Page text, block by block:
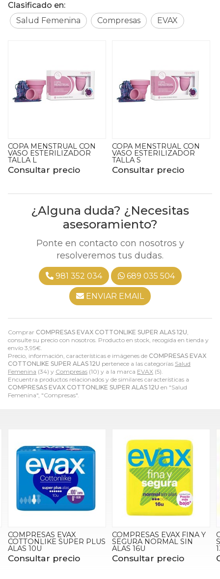
Comprar COMPRESAS EVAX COTTONLIKE SUPER ALAS 12U,
consulte su precio con nosotros. Producto en stock, recogida en tienda y
envío 3,95€.
Precio, información, características e imágenes de COMPRESAS EVAX
COTTONLIKE SUPER ALAS 12U pertenece a las categorías Salud
Femenina (34) y Compresas (10) y a la marca EVAX (5).
Encuentra productos relacionados y de similares características a
COMPRESAS EVAX COTTONLIKE SUPER ALAS 12U en "Salud
Femenina", "Compresas".
Clasificado en:
Salud Femenina
Compresas EVAX
COPA MENSTRUAL CON
VASO ESTERILIZADOR
TALLA S
Consultar precio
TAMPONES TAMPAX
COMPAK REGULAR 22U
Consultar precio
¿Alguna duda? ¿Necesitas
asesoramiento?
Ponte en contacto con nosotros y
resolveremos tus dudas.
981 352 034 689 035 504
ENVIAR EMAIL
COMPRESAS EVAX FINA Y
SEGURA NORMAL SIN
ALAS 16U
Consultar precio
COMPRESAS EVAX FINA Y
SEGURA SUPER SIN ALAS
13U
Consultar precio